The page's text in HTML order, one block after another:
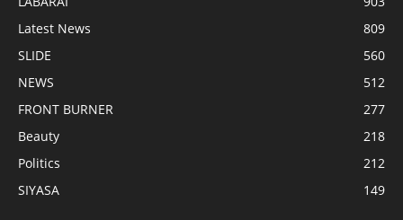
Latest News
809
SLIDE
560
NEWS
512
FRONT BURNER
277
Beauty
218
Politics
212
SIYASA
149